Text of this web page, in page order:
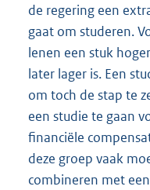
de regering een
gaat om studeren.
lenen een stuk
later lager is. Een
om toch de stap te
een studie te gaan
financiële
deze groep vaak
combineren met